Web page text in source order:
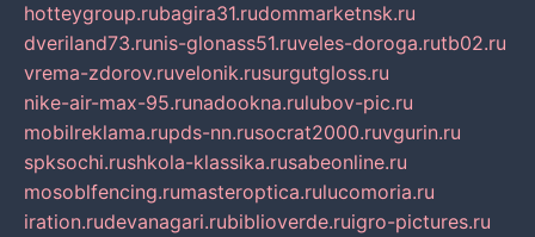
hotteygroup.rubagira31.rudommarketnsk.ru
dveriland73.runis-glonass51.ruveles-doroga.rutb02.ru
vrema-zdorov.ruvelonik.rusurgutgloss.ru
nike-air-max-95.runadookna.rulubov-pic.ru
mobilreklama.rupds-nn.rusocrat2000.ruvgurin.ru
spksochi.rushkola-klassika.rusabeonline.ru
mosoblfencing.rumasteroptica.rulucomoria.ru
iration.rudevanagari.rubiblioverde.ruigro-pictures.ru